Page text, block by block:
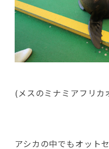
(メスのミナミアフリカ
アシカの中でもオット